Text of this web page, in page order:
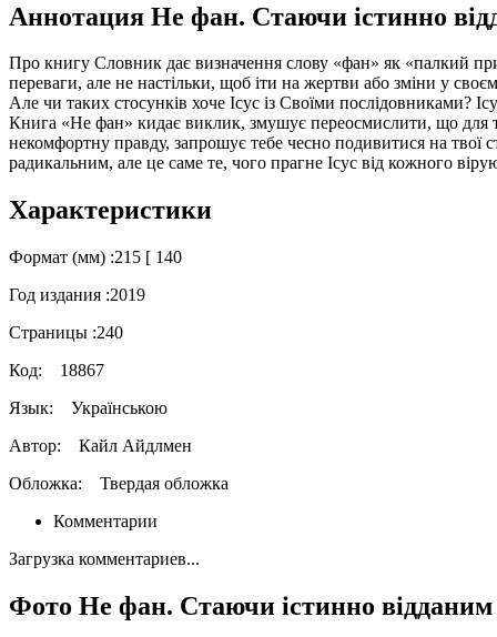
Аннотация Не фан. Стаючи істинно
Про книгу Словник дає визначення слову «фан» як «палкий
переваги, але не настільки, щоб іти на жертви або зміни у
Але чи таких стосунків хоче Ісус із Своїми послідовниками?
Книга «Не фан» кидає виклик, змушує переосмислити, що для
некомфортну правду, запрошує тебе чесно подивитися на твої
радикальним, але це саме те, чого прагне Ісус від кожного
Характеристики
Формат (мм) :215 [ 140
Год издания :2019
Страницы :240
Код: 18867
Язык: Українською
Автор:
Кайл Айдлмен
Обложка: Твердая обложка
Комментарии
Загрузка комментариев...
Фото Не фан. Стаючи істинно відданим